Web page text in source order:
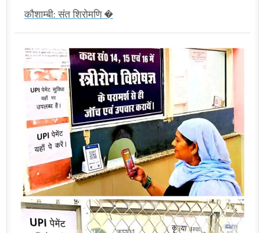
कौशाम्बी: संत शिरोमणि �